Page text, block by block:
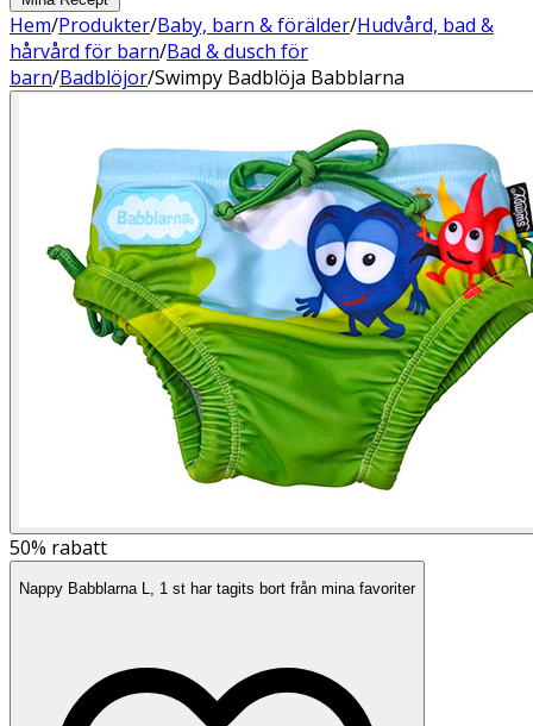
Hem/Produkter/Baby, barn & förälder/Hudvård, bad &
hårvård för barn/Bad & dusch för
barn/Badblöjor/Swimpy Badblöja Babblarna
50% rabatt
Nappy Babblarna L, 1 st har tagits bort från mina favoriter